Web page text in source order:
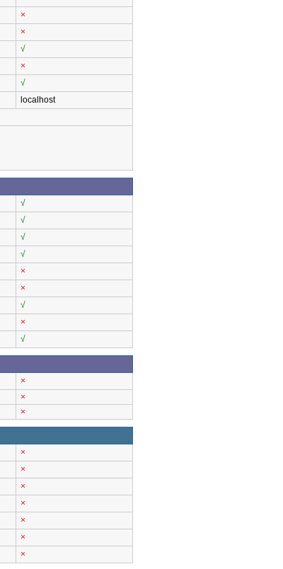
×
×
√
×
√
localhost
√
√
√
√
×
×
√
×
√
×
×
×
×
×
×
×
×
×
×